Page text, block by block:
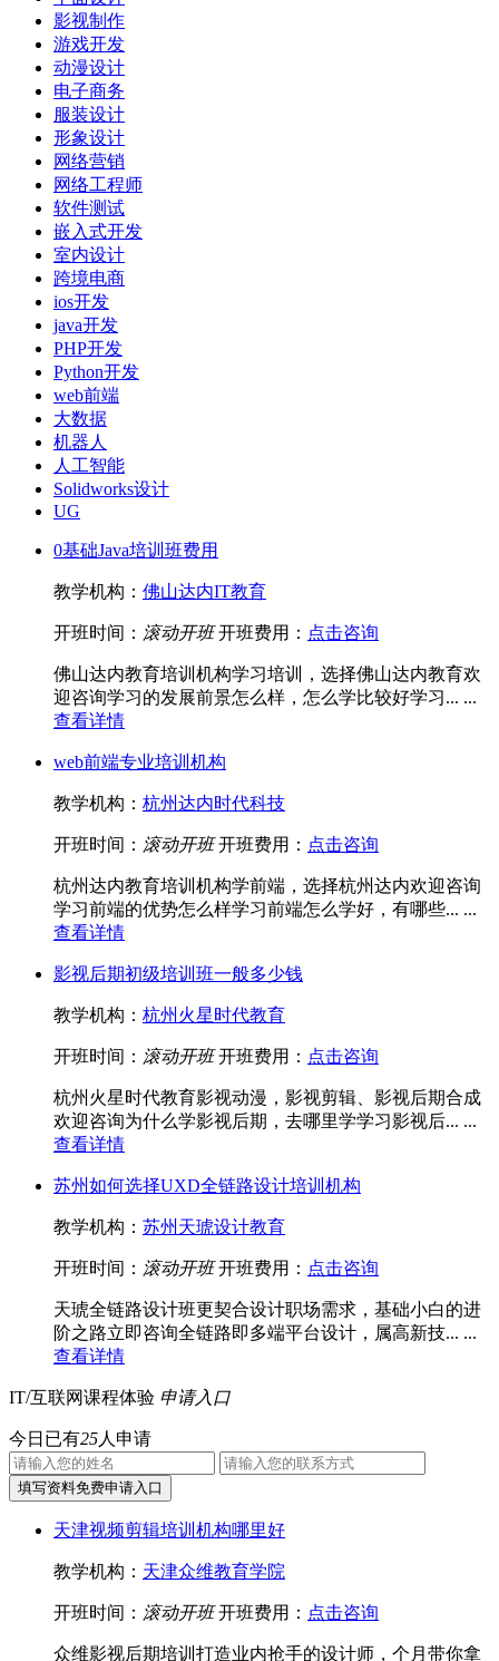
影视制作
游戏开发
动漫设计
电子商务
服装设计
形象设计
网络营销
网络工程师
软件测试
嵌入式开发
室内设计
跨境电商
ios开发
java开发
PHP开发
Python开发
web前端
大数据
机器人
人工智能
Solidworks设计
UG
0基础Java培训班费用
教学机构： 佛山达内IT教育
开班时间： 滚动开班 开班费用： 点击咨询
佛山达内教育培训机构学习培训，选择佛山达内教育欢
迎咨询学习的发展前景怎么样，怎么学比较好学习... ...
查看详情
web前端专业培训机构
教学机构： 杭州达内时代科技
开班时间： 滚动开班 开班费用： 点击咨询
杭州达内教育培训机构学前端，选择杭州达内欢迎咨询
学习前端的优势怎么样学习前端怎么学好，有哪些... ...
查看详情
影视后期初级培训班一般多少钱
教学机构： 杭州火星时代教育
开班时间： 滚动开班 开班费用： 点击咨询
杭州火星时代教育影视动漫，影视剪辑、影视后期合成
欢迎咨询为什么学影视后期，去哪里学学习影视后... ...
查看详情
苏州如何选择UXD全链路设计培训机构
教学机构： 苏州天琥设计教育
开班时间： 滚动开班 开班费用： 点击咨询
天琥全链路设计班更契合设计职场需求，基础小白的进
阶之路立即咨询全链路即多端平台设计，属高新技... ...
查看详情
IT/互联网课程体验 申请入口
今日已有25人申请
天津视频剪辑培训机构哪里好
教学机构： 天津众维教育学院
开班时间： 滚动开班 开班费用： 点击咨询
众维影视后期培训打造业内抢手的设计师，个月带你拿